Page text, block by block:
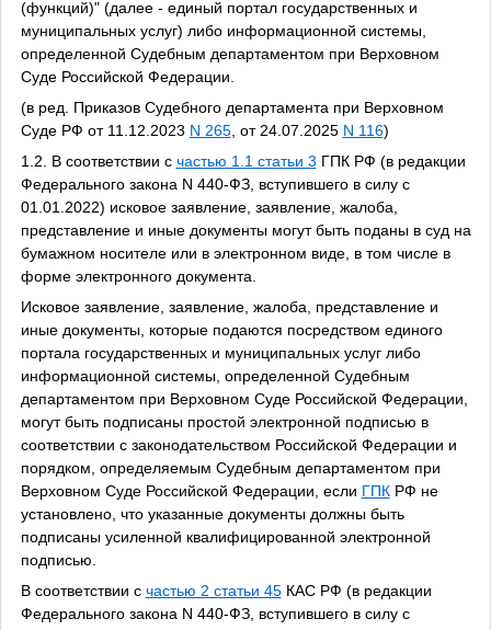
(функций)" (далее - единый портал государственных и
муниципальных услуг) либо информационной системы,
определенной Судебным департаментом при Верховном
Суде Российской Федерации.
(в ред. Приказов Судебного департамента при Верховном
Суде РФ от 11.12.2023 N 265, от 24.07.2025 N 116)
1.2. В соответствии с частью 1.1 статьи 3 ГПК РФ (в редакции
Федерального закона N 440-ФЗ, вступившего в силу с
01.01.2022) исковое заявление, заявление, жалоба,
представление и иные документы могут быть поданы в суд на
бумажном носителе или в электронном виде, в том числе в
форме электронного документа.
Исковое заявление, заявление, жалоба, представление и
иные документы, которые подаются посредством единого
портала государственных и муниципальных услуг либо
информационной системы, определенной Судебным
департаментом при Верховном Суде Российской Федерации,
могут быть подписаны простой электронной подписью в
соответствии с законодательством Российской Федерации и
порядком, определяемым Судебным департаментом при
Верховном Суде Российской Федерации, если ГПКРФ не
установлено, что указанные документы должны быть
подписаны усиленной квалифицированной электронной
подписью.
В соответствии с частью 2 статьи 45КАС РФ (в редакции
Федерального закона N 440-ФЗ, вступившего в силу с